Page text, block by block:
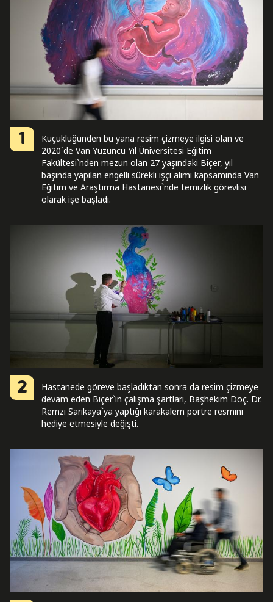
1
Küçüklüğünden bu yana resim çizmeye ilgisi olan ve
2020`de Van Yüzüncü Yıl Üniversitesi Eğitim
Fakültesi`nden mezun olan 27 yaşındaki Biçer, yıl
başında yapılan engelli sürekli işçi alımı kapsamında Van
Eğitim ve Araştırma Hastanesi`nde temizlik görevlisi
olarak işe başladı.
2
Hastanede göreve başladıktan sonra da resim çizmeye
devam eden Biçer`in çalışma şartları, Başhekim Doç. Dr.
Remzi Sarıkaya`ya yaptığı karakalem portre resmini
hediye etmesiyle değişti.